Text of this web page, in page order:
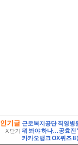
인기글
X 닫기